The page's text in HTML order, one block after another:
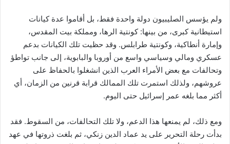
ولم يؤسس الصليبيون دولة واحدة فقط، بل أقاموا عدة كيانات
استيطانية كبرى، من بينها: كونتية الرها، ومملكة بيت المقدس،
وإمارة أنطاكية، وكونتية طرابلس. وقد حظيت تلك الكيانات بدعم
عسكري ومالي وسياسي واسع من أوروبا والبابوية، إلى جانب تواطؤ
وتحالفات مع بعض الأمراء العرب الذين انشغلوا بالحفاظ على
عروشهم، ولذلك استمرت تلك الممالك قرابة قرنين من الزمان، أي
أكثر مما بلغه عمر إسرائيل حتى اليوم.
ومع ذلك، لم يمنعها هذا الدعم، ولا تلك التحالفات، من السقوط. فقد
بدأت رحلة التحرير على يد عماد الدين زنكي، ثم بلغت ذروتها في عهد